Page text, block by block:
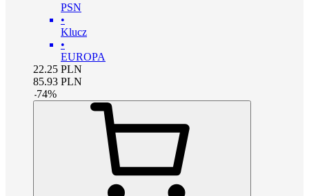
PSN
•
Klucz
•
EUROPA
22.25 PLN
85.93 PLN
-74%